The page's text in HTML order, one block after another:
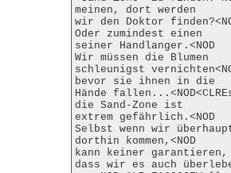
meinen, dort werden
wir den Doktor
Oder zumindest einen
seiner Handlanger.<NOD
Wir müssen die Blumen
schleunigst
bevor sie ihnen in die
Hände
die Sand-Zone ist
extrem gefährlich.<NOD
Selbst wenn wir
dorthin kommen,<NOD
kann keiner garantieren,
dass wir es auch